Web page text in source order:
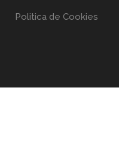
Politica de Cookies